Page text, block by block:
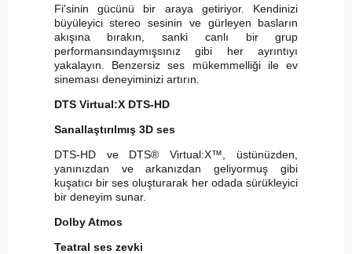
Fi'sinin gücünü bir araya getiriyor. Kendinizi
büyüleyici stereo sesinin ve gürleyen basların
akışına bırakın, sanki canlı bir grup
performansındaymışsınız gibi her ayrıntıyı
yakalayın. Benzersiz ses mükemmelliği ile ev
sineması deneyiminizi artırın.
DTS Virtual:X DTS-HD
Sanallaştırılmış 3D ses
DTS-HD ve DTS® Virtual:X™, üstünüzden,
yanınızdan ve arkanızdan geliyormuş gibi
kuşatıcı bir ses oluşturarak her odada sürükleyici
bir deneyim sunar.
Dolby Atmos
Teatral ses zevki